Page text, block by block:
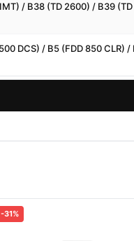
/ B38 (TD 2600) / B39
DCS) / B5 (FDD 850 CLR)
-31%